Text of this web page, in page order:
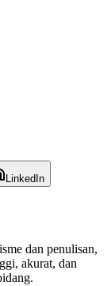
LinkedIn
dan penulisan,
akurat, dan